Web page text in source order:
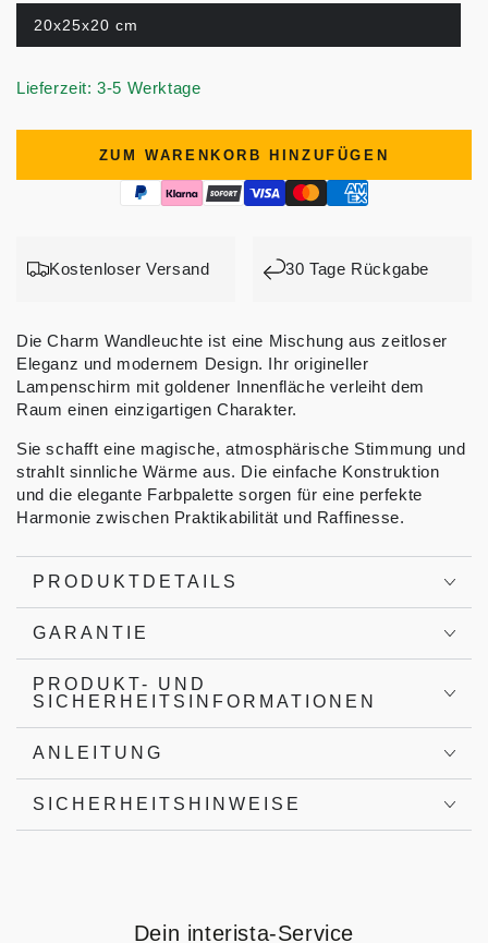
20x25x20 cm
Lieferzeit: 3-5 Werktage
ZUM WARENKORB HINZUFÜGEN
Kostenloser Versand 30 Tage Rückgabe
Die Charm Wandleuchte ist eine Mischung aus zeitloser
Eleganz und modernem Design. Ihr origineller
Lampenschirm mit goldener Innenfläche verleiht dem
Raum einen einzigartigen Charakter.
Sie schafft eine magische, atmosphärische Stimmung und
strahlt sinnliche Wärme aus. Die einfache Konstruktion
und die elegante Farbpalette sorgen für eine perfekte
Harmonie zwischen Praktikabilität und Raffinesse.
PRODUKTDETAILS
GARANTIE
PRODUKT- UND
SICHERHEITSINFORMATIONEN
ANLEITUNG
SICHERHEITSHINWEISE
Dein interista-Service